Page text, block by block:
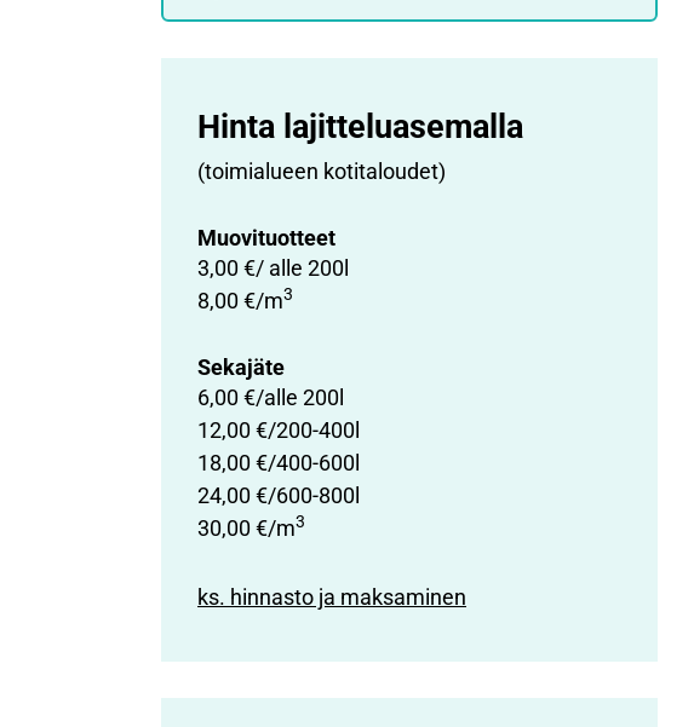
Hinta lajittelu­asemalla
(toimialueen kotitaloudet)
Muovituotteet
3,00 €/ alle 200l
8,00 €/m3
Sekajäte
6,00 €/alle 200l
12,00 €/200-400l
18,00 €/400-600l
24,00 €/600-800l
30,00 €/m3
ks. hinnasto ja maksaminen